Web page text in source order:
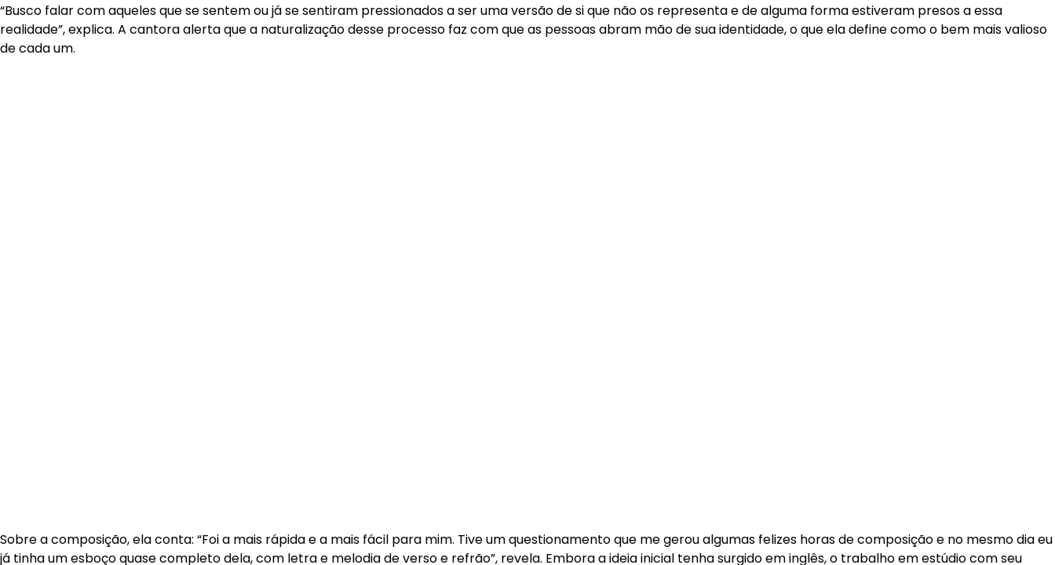
“Busco falar com aqueles que se sentem ou já se sentiram pressionados a ser uma versão de si que não os representa e de alguma forma estiveram presos a essa
realidade”, explica. A cantora alerta que a naturalização desse processo faz com que as pessoas abram mão de sua identidade, o que ela define como o bem mais valioso
de cada um.
Sobre a composição, ela conta: “Foi a mais rápida e a mais fácil para mim. Tive um questionamento que me gerou algumas felizes horas de composição e no mesmo dia eu
já tinha um esboço quase completo dela, com letra e melodia de verso e refrão”, revela. Embora a ideia inicial tenha surgido em inglês, o trabalho em estúdio com seu